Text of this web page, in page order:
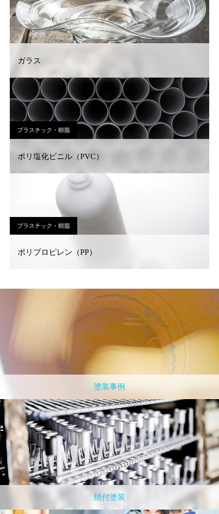
その他
ガラス
プラスチック・樹脂
ポリ塩化ビニル（PVC）
プラスチック・樹脂
ポリプロピレン（PP）
塗装事例
焼付塗装